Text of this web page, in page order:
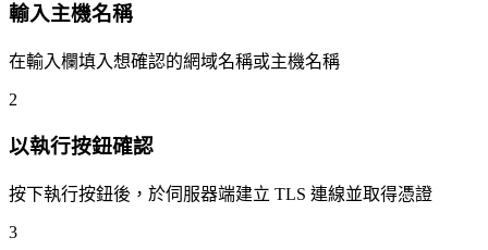
輸入主機名稱
在輸入欄填入想確認的網域名稱或主機名稱
2
以執行按鈕確認
按下執行按鈕後，於伺服器端建立 TLS 連線並取得憑證
3